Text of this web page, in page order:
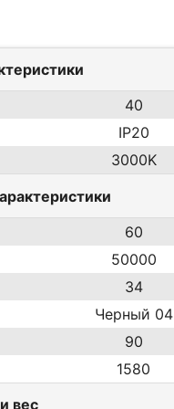
40
IP20
3000K
60
50000
34
Черный 04
90
1580
вес